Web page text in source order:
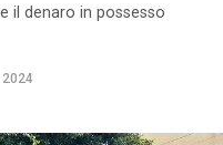
il denaro in possesso